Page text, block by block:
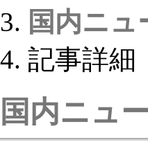
国内ニュ
記事詳細
国内ニュ